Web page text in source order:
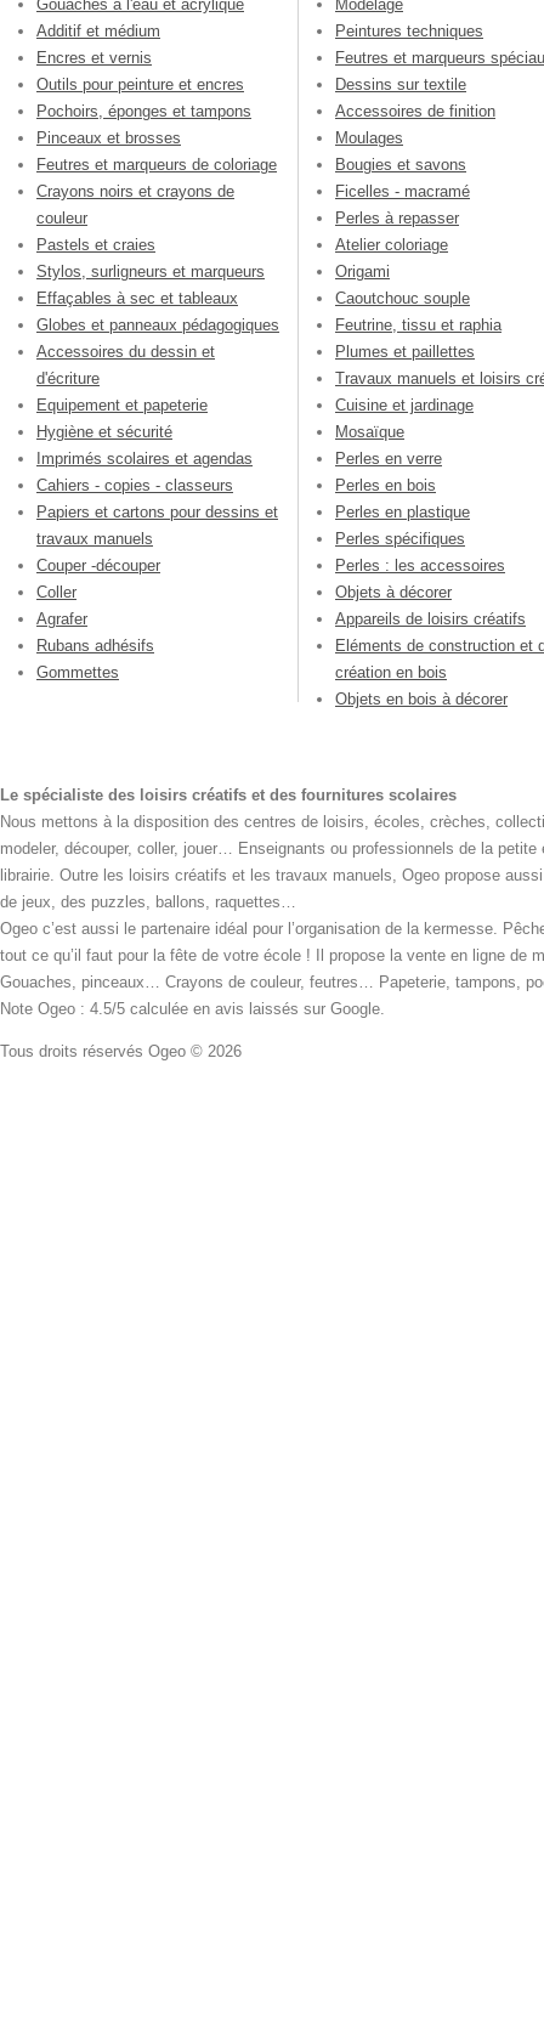
Gouaches à l'eau et acrylique
Additif et médium
Encres et vernis
Outils pour peinture et encres
Pochoirs, éponges et tampons
Pinceaux et brosses
Feutres et marqueurs de coloriage
Crayons noirs et crayons de
couleur
Pastels et craies
Stylos, surligneurs et marqueurs
Effaçables à sec et tableaux
Globes et panneaux pédagogiques
Accessoires du dessin et
d'écriture
Equipement et papeterie
Hygiène et sécurité
Imprimés scolaires et agendas
Cahiers - copies - classeurs
Papiers et cartons pour dessins et
travaux manuels
Couper -découper
Coller
Agrafer
Rubans adhésifs
Gommettes
Modelage
Peintures techniques
Feutres et marqueurs
Dessins sur textile
Accessoires de finition
Moulages
Bougies et savons
Ficelles - macramé
Perles à repasser
Atelier coloriage
Origami
Caoutchouc souple
Feutrine, tissu et raphia
Plumes et paillettes
Travaux manuels et loisirs
Cuisine et jardinage
Mosaïque
Perles en verre
Perles en bois
Perles en plastique
Perles spécifiques
Perles : les accessoires
Objets à décorer
Appareils de loisirs créatifs
Eléments de construction et
création en bois
Objets en bois à décorer
Le spécialiste des loisirs créatifs et des fournitures scolaires
Nous mettons à la disposition des centres de loisirs, écoles, crèches,
modeler, découper, coller, jouer… Enseignants ou professionnels de la
librairie. Outre les loisirs créatifs et les travaux manuels, Ogeo propose
de jeux, des puzzles, ballons, raquettes…
Ogeo c’est aussi le partenaire idéal pour l’organisation de la kermesse.
tout ce qu’il faut pour la fête de votre école ! Il propose la vente en ligne
Gouaches, pinceaux… Crayons de couleur, feutres… Papeterie, tampons,
Note Ogeo : 4.5/5 calculée en avis laissés sur Google.
Tous droits réservés Ogeo © 2026